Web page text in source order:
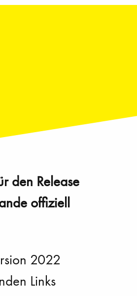
den Release
offiziell
2022
Links